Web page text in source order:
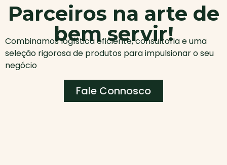
Parceiros na arte de
bem servir!
Combinamos logística eficiente, consultoria e uma
seleção rigorosa de produtos para impulsionar o seu
negócio
Fale Connosco